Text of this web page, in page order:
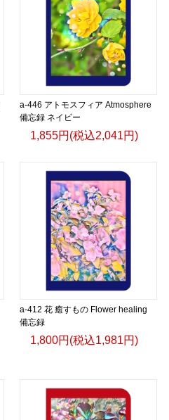
a-446 アトモスフィア Atmosphere
備忘録 ネイビー
1,855円(税込2,041円)
a-412 花 癒すもの Flower healing
備忘録
1,800円(税込1,981円)